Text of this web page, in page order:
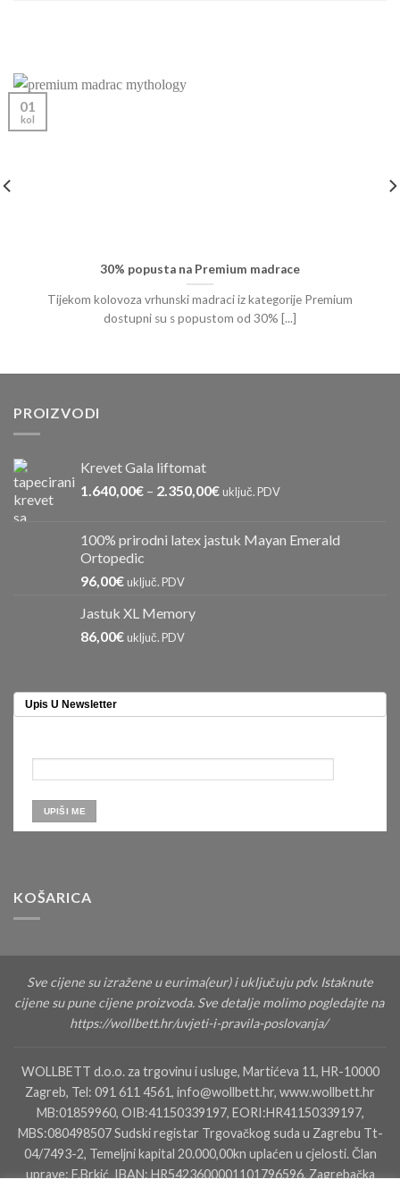
30% popusta na Premium madrace
Tijekom kolovoza vrhunski madraci iz kategorije Premium
dostupni su s popustom od 30% [...]
01
kol
PROIZVODI
Krevet Gala liftomat
1.640,00€ – 2.350,00€ uključ. PDV
100% prirodni latex jastuk Mayan Emerald
Ortopedic
96,00€ uključ. PDV
Jastuk XL Memory
86,00€ uključ. PDV
Upis U Newsletter
KOŠARICA
Sve cijene su izražene u eurima(eur) i uključuju pdv. Istaknute
cijene su pune cijene proizvoda. Sve detalje molimo pogledajte na
https://wollbett.hr/uvjeti-i-pravila-poslovanja/
WOLLBETT d.o.o. za trgovinu i usluge, Martićeva 11, HR-10000
Zagreb, Tel: 091 611 4561, info@wollbett.hr, www.wollbett.hr
MB:01859960, OIB:41150339197, EORI:HR41150339197,
MBS:080498507 Sudski registar Trgovačkog suda u Zagrebu Tt-
04/7493-2, Temeljni kapital 20.000,00kn uplaćen u cjelosti. Član
uprave: F.Brkić IBAN: HR5423600001101796596, Zagrebačka